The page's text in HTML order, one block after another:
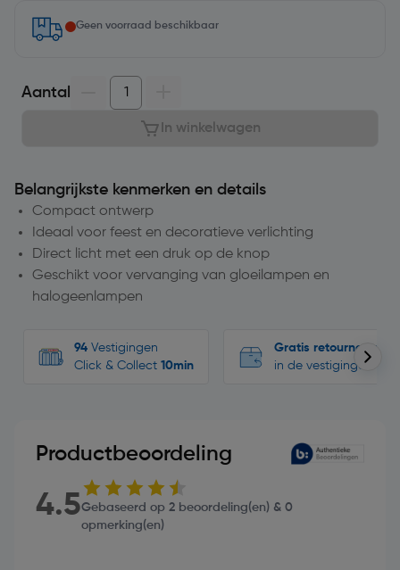
Geen voorraad beschikbaar
Aantal
In winkelwagen
Belangrijkste kenmerken en details
Compact ontwerp
Ideaal voor feest en decoratieve verlichting
Direct licht met een druk op de knop
Geschikt voor vervanging van gloeilampen en
halogeenlampen
94 Vestigingen
Click & Collect 10min
Gratis retourneren
in de vestigingen
Productbeoordeling
4.5Gebaseerd op 2 beoordeling(en) & 0
opmerking(en)